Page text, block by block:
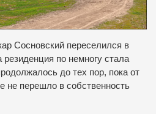
Сосновский переселился в
по немногу стала
до тех пор, пока от
не перешло в собственность